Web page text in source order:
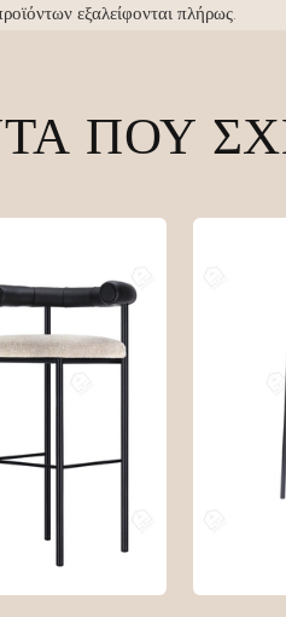
εξαλείφονται πλήρως.
ΠΟΥ